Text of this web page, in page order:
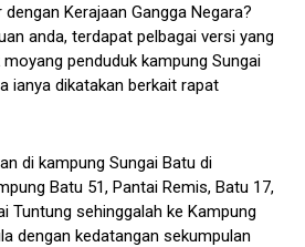
Kerajaan Gangga Negara?
anda, terdapat pelbagai versi yang
penduduk kampung Sungai
ianya dikatakan berkait rapat
di kampung Sungai Batu di
Batu 51, Pantai Remis, Batu 17,
Tuntung sehinggalah ke Kampung
dengan kedatangan sekumpulan